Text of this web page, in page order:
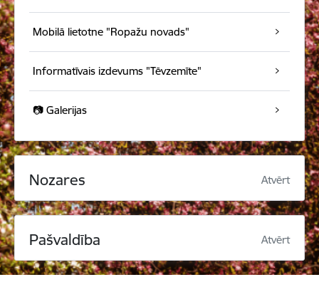
Mobilā lietotne "Ropažu novads"
Informatīvais izdevums "Tēvzemīte"
📷 Galerijas
Nozares Atvērt
Pašvaldība Atvērt